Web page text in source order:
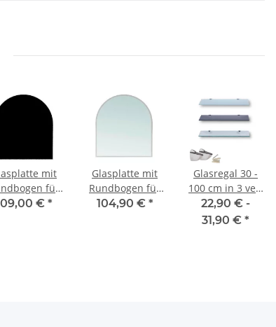
mit
für
und
€ *
Glasplatte mit
Rundbogen für
Kaminofen und
104,90 € *
Glasregal 30 -
100 cm in 3 ver.
Farben inkl. 2
verchromte
22,90 € -
31,90 € *